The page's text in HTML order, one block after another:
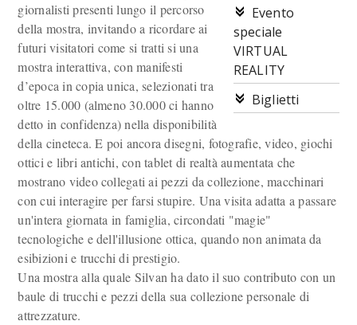
Evento
speciale
VIRTUAL
REALITY
Biglietti
giornalisti presenti lungo il percorso
della mostra, invitando a ricordare ai
futuri visitatori come si tratti si una
mostra interattiva, con manifesti
d’epoca in copia unica, selezionati tra
oltre 15.000 (almeno 30.000 ci hanno
detto in confidenza) nella disponibilità
della cineteca. E poi ancora disegni, fotografie, video, giochi
ottici e libri antichi, con tablet di realtà aumentata che
mostrano video collegati ai pezzi da collezione, macchinari
con cui interagire per farsi stupire. Una visita adatta a passare
un'intera giornata in famiglia, circondati "magie"
tecnologiche e dell'illusione ottica, quando non animata da
esibizioni e trucchi di prestigio.
Una mostra alla quale Silvan ha dato il suo contributo con un
baule di trucchi e pezzi della sua collezione personale di
attrezzature.